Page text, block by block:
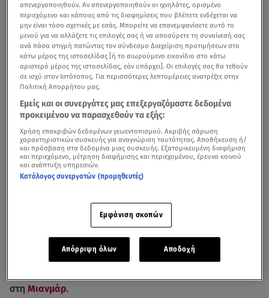
«Κάποια στιγμή το ελληνικό τόξο θα δώσει ένα μεγάλο
της τάξης των 8 Ρίχτερ. Είμαστε στην
εκατονταετία που μπορεί να συμβεί αυτό το γεγονός»,
στη Μιανμάρ.
απενεργοποιηθούν. Αν απενεργοποιηθούν οι ιχνηλάτες, ορισμένο
περιεχόμενο και κάποιες από τις διαφημίσεις που βλέπετε ενδέχεται να
μην είναι τόσο σχετικές με εσάς. Μπορείτε να επανεμφανίσετε αυτό το
μενού για να αλλάξετε τις επιλογές σας ή να αποσύρετε τη συναίνεσή σας
ανά πάσα στιγμή πατώντας τον σύνδεσμο Διαχείριση προτιμήσεων στο
κάτω μέρος της ιστοσελίδας [ή το αιωρούμενο εικονίδιο στο κάτω
αριστερό μέρος της ιστοσελίδας, εάν υπάρχει]. Οι επιλογές σας θα τεθούν
σε ισχύ στον Ιστότοπος. Για περισσότερες λεπτομέρειες ανατρέξτε στην
Πολιτική Απορρήτου μας.
Εμείς και οι συνεργάτες μας επεξεργαζόμαστε δεδομένα
προκειμένου να παρασχεθούν τα εξής:
Χρήση επακριβών δεδομένων γεωεντοπισμού. Ακριβής σάρωση
χαρακτηριστικών συσκευής για αναγνώριση ταυτότητας. Αποθήκευση ή/
και πρόσβαση στα δεδομένα μιας συσκευής. Εξατομικευμένη διαφήμιση
και περιεχόμενο, μέτρηση διαφήμισης και περιεχομένου, έρευνα κοινού
και ανάπτυξη υπηρεσιών.
Κατάλογος συνεργατών (προμηθευτές)
Εμφάνιση σκοπών
Απόρριψη όλων Αποδοχή